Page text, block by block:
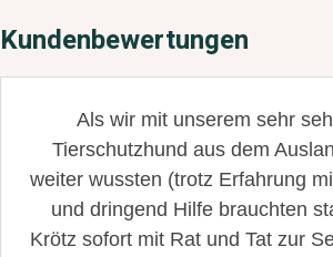
Kundenbewertungen
Als wir mit unserem sehr
Tierschutzhund aus dem
weiter wussten (trotz Erfahrung
und dringend Hilfe brauchten
Krötz sofort mit Rat und Tat zur